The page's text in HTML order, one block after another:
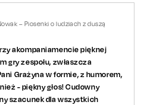
– Piosenki o ludziach z duszą
akompaniamencie pięknej
gry zespołu, zwłaszcza
Grażyna w formie, z humorem,
- piękny głos! Cudowny
szacunek dla wszystkich